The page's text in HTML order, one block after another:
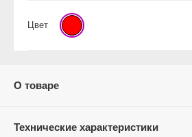
Цвет
О товаре
Технические характеристики